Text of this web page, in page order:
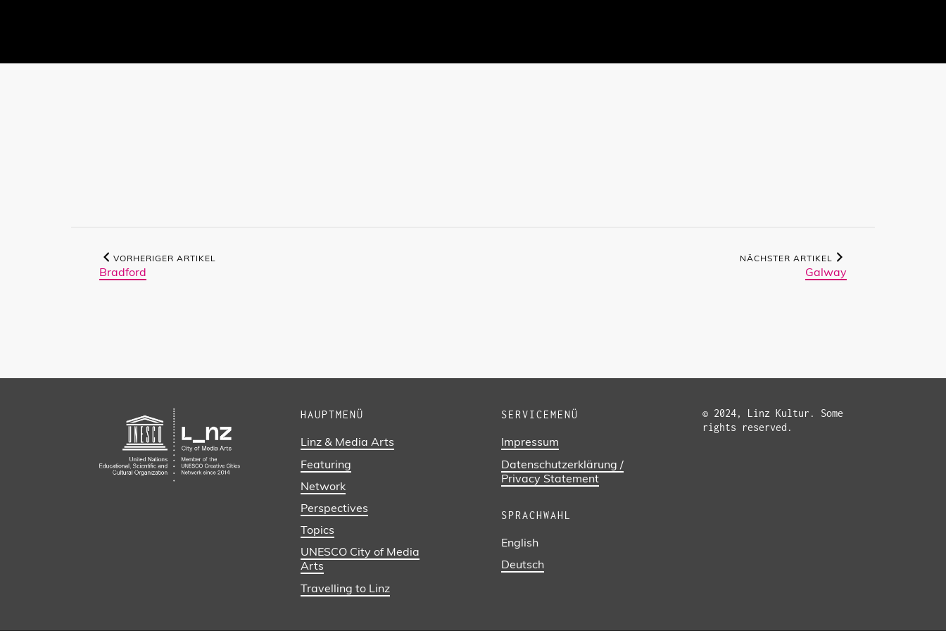
VORHERIGER ARTIKEL
Bradford
NÄCHSTER ARTIKEL
Galway
HAUPTMENÜ
Linz & Media Arts
Featuring
Network
Perspectives
Topics
UNESCO City of Media
Arts
Travelling to Linz
SERVICEMENÜ
Impressum
Datenschutzerklärung /
Privacy Statement
SPRACHWAHL
English
Deutsch
© 2024, Linz Kultur. Some
rights reserved.